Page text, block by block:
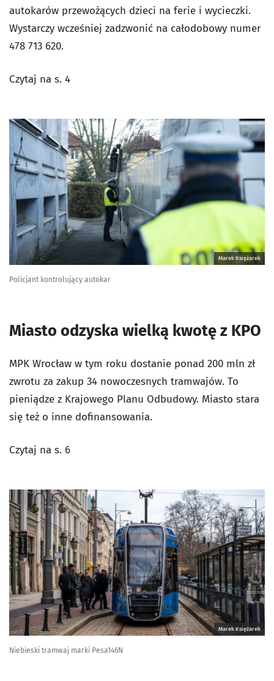
autokarów przewożących dzieci na ferie i wycieczki.
Wystarczy wcześniej zadzwonić na całodobowy numer
478 713 620.
Czytaj na s. 4
Marek Księżarek
Policjant kontrolujący autokar
Miasto odzyska wielką kwotę z KPO
MPK Wrocław w tym roku dostanie ponad 200 mln zł
zwrotu za zakup 34 nowoczesnych tramwajów. To
pieniądze z Krajowego Planu Odbudowy. Miasto stara
się też o inne dofinansowania.
Czytaj na s. 6
Marek Księżarek
Niebieski tramwaj marki Pesa146N